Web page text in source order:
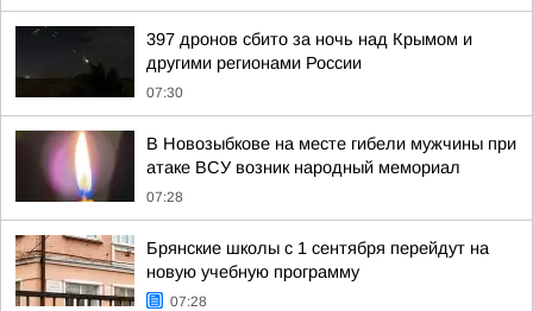
397 дронов сбито за ночь над Крымом и
другими регионами России
07:30
В Новозыбкове на месте гибели мужчины при
атаке ВСУ возник народный мемориал
07:28
Брянские школы с 1 сентября перейдут на
новую учебную программу
07:28